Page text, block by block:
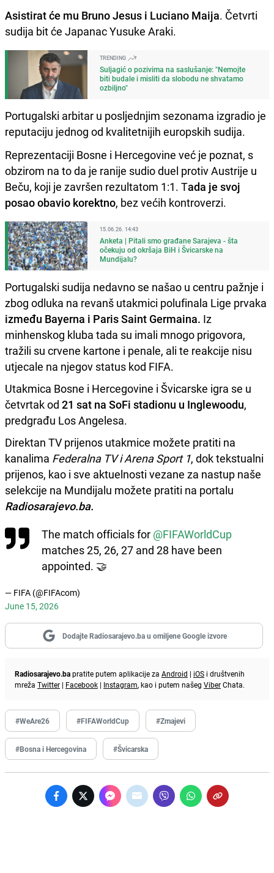
Asistirat će mu Bruno Jesus i Luciano Maija. Četvrti
sudija bit će Japanac Yusuke Araki.
TRENDING
Suljagić o pozivima na saslušanje: "Nemojte
biti budale i misliti da slobodu ne shvatamo
ozbiljno"
Portugalski arbitar u posljednjim sezonama izgradio je
reputaciju jednog od kvalitetnijih europskih sudija.
Reprezentaciji Bosne i Hercegovine već je poznat, s
obzirom na to da je ranije sudio duel protiv Austrije u
Beču, koji je završen rezultatom 1:1. Tada je svoj
posao obavio korektno, bez većih kontroverzi.
15.06.26. 14:43
Anketa | Pitali smo građane Sarajeva - šta
očekuju od okršaja BiH i Švicarske na
Mundijalu?
Portugalski sudija nedavno se našao u centru pažnje i
zbog odluka na revanš utakmici polufinala Lige prvaka
između Bayerna i Paris Saint Germaina. Iz
minhenskog kluba tada su imali mnogo prigovora,
tražili su crvene kartone i penale, ali te reakcije nisu
utjecale na njegov status kod FIFA.
Utakmica Bosne i Hercegovine i Švicarske igra se u
četvrtak od 21 sat na SoFi stadionu u Inglewoodu,
predgrađu Los Angelesa.
Direktan TV prijenos utakmice možete pratiti na
kanalima Federalna TV i Arena Sport 1, dok tekstualni
prijenos, kao i sve aktuelnosti vezane za nastup naše
selekcije na Mundijalu možete pratiti na portalu
Radiosarajevo.ba.
The match officials for @FIFAWorldCup
matches 25, 26, 27 and 28 have been
appointed. 🤝
— FIFA (@FIFAcom)
June 15, 2026
Dodajte Radiosarajevo.ba u omiljene Google izvore
Radiosarajevo.bapratite putem aplikacije za Android | iOS i društvenih
mreža Twitter | Facebook | Instagram, kao i putem našeg ViberChata.
#WeAre26 #FIFAWorldCup #Zmajevi
#Bosna i Hercegovina #Švicarska